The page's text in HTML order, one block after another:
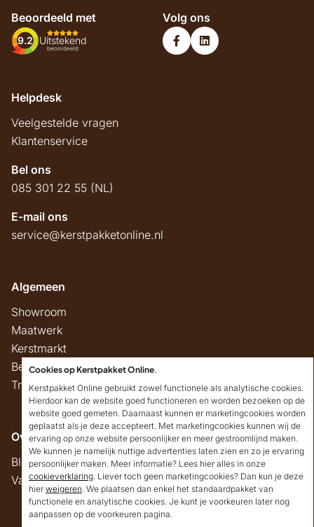
Beoordeeld met
9.2 Uitstekend
beoordeeld
Volg ons
Helpdesk
Veelgestelde vragen
Klantenservice
Bel ons
085 301 22 55 (NL)
E-mail ons
service@kerstpakketonline.nl
Algemeen
Showroom
Maatwerk
Kerstmarkt
Belastingregels
Track & Trace
Overig
Blog
Vacatures
Goedendag!
Mocht ik je ergens mee
kunnen helpen, dan
Cookies op Kerstpakket Online.
Kerstpakket Online gebruikt zowel functionele als analytische cookies.
Hierdoor kan de website goed functioneren en worden bezoeken op de
website goed gemeten. Daarnaast kunnen er marketingcookies worden
geplaatst als je deze accepteert. Met marketingcookies kunnen wij de
ervaring op onze website persoonlijker en meer gestroomlijnd maken.
We kunnen je namelijk nuttige advertenties laten zien en zo je ervaring
persoonlijker maken. Meer informatie? Lees hier alles in onze
cookieverklaring. Liever toch geen marketingcookies? Dan kun je deze
hier weigeren. We plaatsen dan enkel het standaardpakket van
functionele en analytische cookies. Je kunt je voorkeuren later nog
aanpassen op de voorkeuren pagina.